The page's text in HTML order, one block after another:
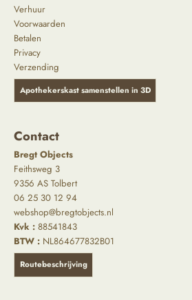
Verhuur
Voorwaarden
Betalen
Privacy
Verzending
Apothekerskast samenstellen in 3D
Contact
Bregt Objects
Feithsweg 3
9356 AS Tolbert
06 25 30 12 94
webshop@bregtobjects.nl
Kvk : 88541843
BTW : NL864677832B01
Routebeschrijving